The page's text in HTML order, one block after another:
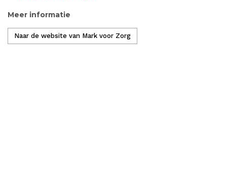
Meer informatie
Naar de website van Mark voor Zorg